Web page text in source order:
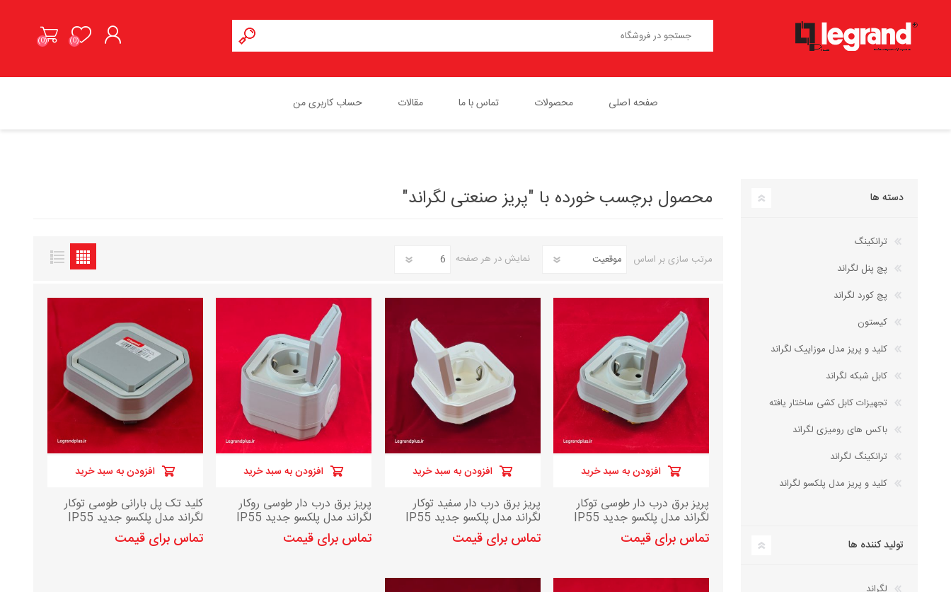
(0)
(0)
صفحه اصلی محصولات
پچ کورد لگراند
کلید و پریز مدل موزاییک لگراند
کلید و پریز مدل پلکسو لگراند
تماس با ما مقالات حساب کاربری من
محصول برچسب خورده با "پریز صنعتی لگراند"
مرتب سازی بر اساس نمایش در هر صفحه
پریز برق درب دار طوسی توکار
لگراند مدل پلکسو جدید IP55
تماس برای قیمت
افزودن به سبد خرید
پریز برق درب دار سفید توکار
لگراند مدل پلکسو جدید IP55
تماس برای قیمت
افزودن به سبد خرید
پریز برق درب دار طوسی روکار
لگراند مدل پلکسو جدید IP55
تماس برای قیمت
افزودن به سبد خرید
کلید تک پل بارانی طوسی توکار
لگراند مدل پلکسو جدید IP55
تماس برای قیمت
افزودن به سبد خرید
دسته ها
ترانکینگ
پچ پنل لگراند
پچ کورد لگراند
کیستون
کلید و پریز مدل موزاییک لگراند
کابل شبکه لگراند
تجهیزات کابل کشی ساختار یافته
باکس های رومیزی لگراند
ترانکینگ لگراند
کلید و پریز مدل پلکسو لگراند
تولید کننده ها